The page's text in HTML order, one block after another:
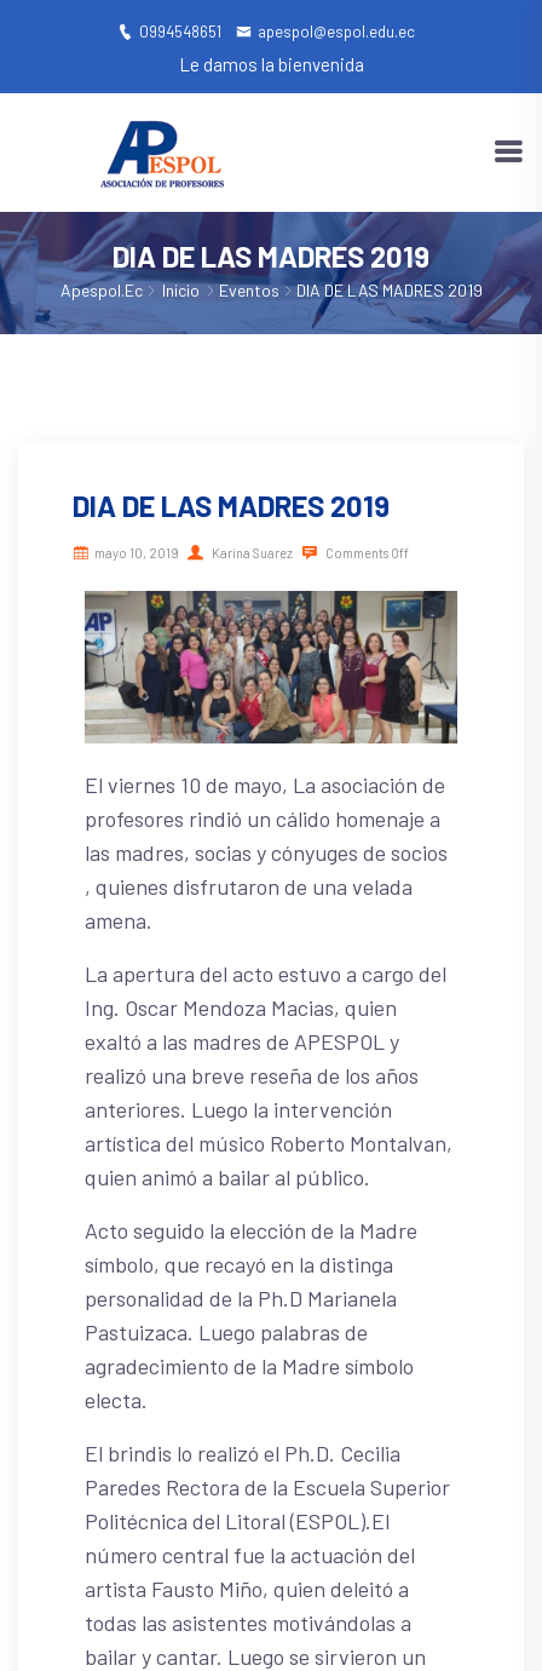
0994548651 apespol@espol.edu.ec
Le damos la bienvenida
DIA DE LAS MADRES 2019
Apespol.ec Inicio Eventos DIA DE LAS MADRES 2019
DIA DE LAS MADRES 2019
mayo 10, 2019 Karina Suarez Comments Off
El viernes 10 de mayo, La asociación de
profesores rindió un cálido homenaje a
las madres, socias y cónyuges de socios
, quienes disfrutaron de una velada
amena.
La apertura del acto estuvo a cargo del
Ing. Oscar Mendoza Macias, quien
exaltó a las madres de APESPOL y
realizó una breve reseña de los años
anteriores. Luego la intervención
artística del músico Roberto Montalvan,
quien animó a bailar al público.
Acto seguido la elección de la Madre
símbolo, que recayó en la distinga
personalidad de la Ph.D Marianela
Pastuizaca. Luego palabras de
agradecimiento de la Madre símbolo
electa.
El brindis lo realizó el Ph.D. Cecilia
Paredes Rectora de la Escuela Superior
Politécnica del Litoral (ESPOL).El
número central fue la actuación del
artista Fausto Miño, quien deleitó a
todas las asistentes motivándolas a
bailar y cantar. Luego se sirvieron un